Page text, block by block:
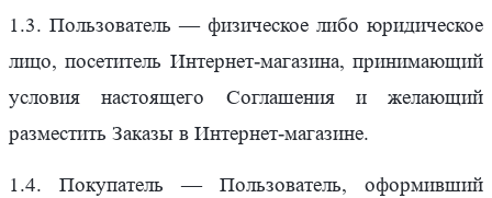
1.3. Пользователь — физическое либо юридическое
лицо, посетитель Интернет-магазина, принимающий
условия настоящего Соглашения и желающий
разместить Заказы в Интернет-магазине.
1.4. Покупатель — Пользователь, оформивший